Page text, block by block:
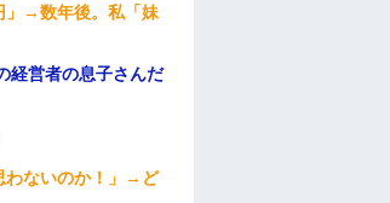
」→数年後。私「妹
経営者の息子さんだ
わないのか！」→ど